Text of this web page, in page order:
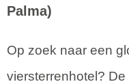
Palma)
Op zoek naar een
viersterrenhotel?